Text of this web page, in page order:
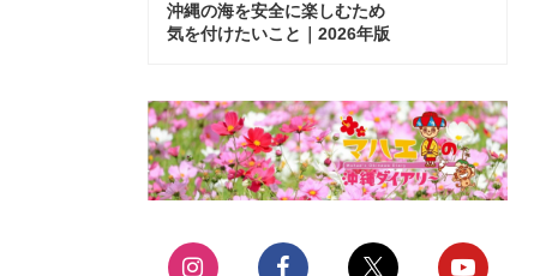
沖縄の海を安全に楽しむため
気を付けたいこと｜2026年版